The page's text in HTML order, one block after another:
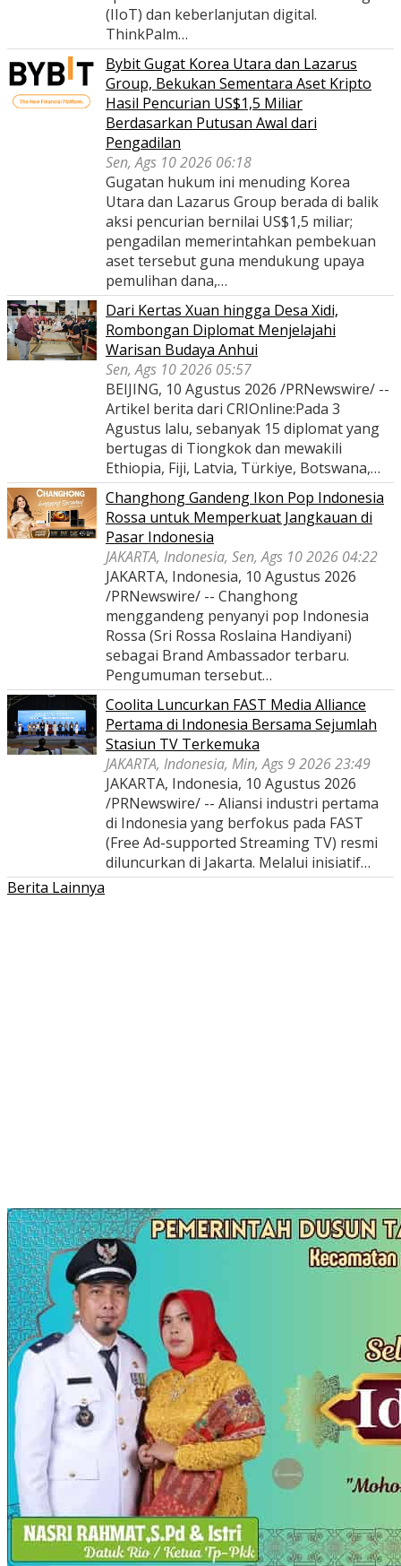
(IIoT) dan keberlanjutan digital.
ThinkPalm…
Bybit Gugat Korea Utara dan Lazarus
Group, Bekukan Sementara Aset Kripto
Hasil Pencurian US$1,5 Miliar
Berdasarkan Putusan Awal dari
Pengadilan
Sen, Ags 10 2026 06:18
Gugatan hukum ini menuding Korea
Utara dan Lazarus Group berada di balik
aksi pencurian bernilai US$1,5 miliar;
pengadilan memerintahkan pembekuan
aset tersebut guna mendukung upaya
pemulihan dana,…
Dari Kertas Xuan hingga Desa Xidi,
Rombongan Diplomat Menjelajahi
Warisan Budaya Anhui
Sen, Ags 10 2026 05:57
BEIJING, 10 Agustus 2026 /PRNewswire/ --
Artikel berita dari CRIOnline:Pada 3
Agustus lalu, sebanyak 15 diplomat yang
bertugas di Tiongkok dan mewakili
Ethiopia, Fiji, Latvia, Türkiye, Botswana,…
Changhong Gandeng Ikon Pop Indonesia
Rossa untuk Memperkuat Jangkauan di
Pasar Indonesia
JAKARTA, Indonesia, Sen, Ags 10 2026 04:22
JAKARTA, Indonesia, 10 Agustus 2026
/PRNewswire/ -- Changhong
menggandeng penyanyi pop Indonesia
Rossa (Sri Rossa Roslaina Handiyani)
sebagai Brand Ambassador terbaru.
Pengumuman tersebut…
Coolita Luncurkan FAST Media Alliance
Pertama di Indonesia Bersama Sejumlah
Stasiun TV Terkemuka
JAKARTA, Indonesia, Min, Ags 9 2026 23:49
JAKARTA, Indonesia, 10 Agustus 2026
/PRNewswire/ -- Aliansi industri pertama
di Indonesia yang berfokus pada FAST
(Free Ad-supported Streaming TV) resmi
diluncurkan di Jakarta. Melalui inisiatif…
Berita Lainnya